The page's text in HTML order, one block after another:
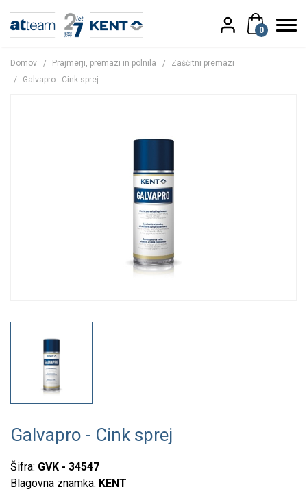
0
Domov / Prajmerji, premazi in polnila /
Zaščitni premazi
/
Galvapro - Cink sprej
Galvapro - Cink sprej
Šifra: GVK - 34547
Blagovna znamka: KENT